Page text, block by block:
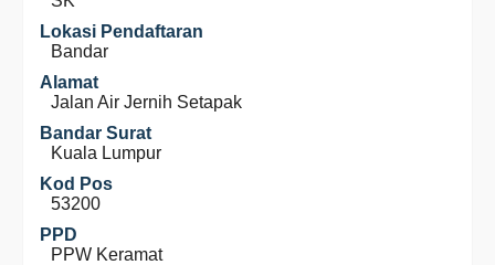
Lokasi Pendaftaran
Bandar
Alamat
Jalan Air Jernih Setapak
Bandar Surat
Kuala Lumpur
Kod Pos
53200
PPD
PPW Keramat